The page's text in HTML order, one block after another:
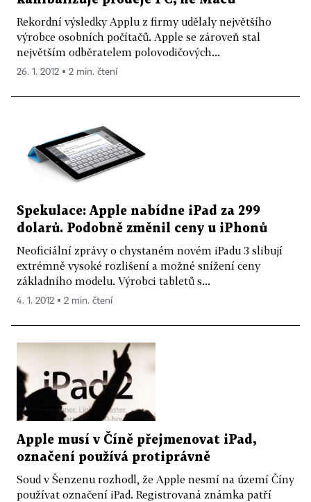
Rekordní výsledky Applu z firmy udělaly největšího
výrobce osobních počítačů. Apple se zároveň stal
největším odběratelem polovodičových...
26. 1. 2012 ▪ 2 min. čtení
Spekulace: Apple nabídne iPad za 299
dolarů. Podobně změnil ceny u iPhonů
Neoficiální zprávy o chystaném novém iPadu 3 slibují
extrémně vysoké rozlišení a možné snížení ceny
základního modelu. Výrobci tabletů s...
4. 1. 2012 ▪ 2 min. čtení
Apple musí v Číně přejmenovat iPad,
označení používá protiprávně
Soud v Šenzenu rozhodl, že Apple nesmí na území Číny
používat označení iPad. Registrovaná známka patří